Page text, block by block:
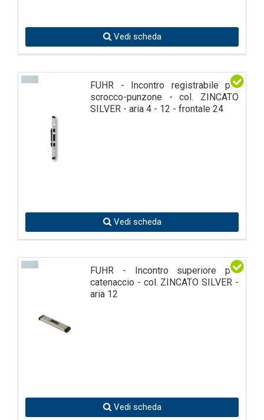
Vedi scheda
FUHR - Incontro registrabile per
scrocco-punzone - col. ZINCATO
SILVER - aria 4 - 12 - frontale 24
Vedi scheda
FUHR - Incontro superiore per
catenaccio - col. ZINCATO SILVER -
aria 12
Vedi scheda